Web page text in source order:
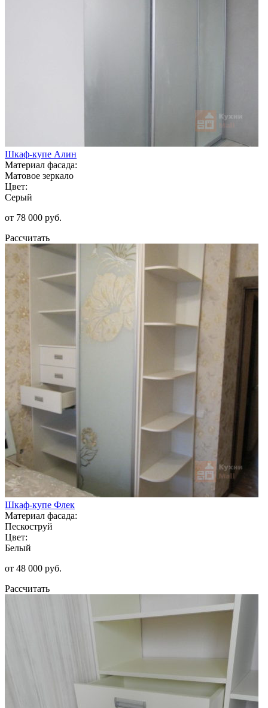
Шкаф-купе Алин
Материал фасада:
Матовое зеркало
Цвет:
Серый
от 78 000 руб.
Рассчитать
Шкаф-купе Флек
Материал фасада:
Пескоструй
Цвет:
Белый
от 48 000 руб.
Рассчитать